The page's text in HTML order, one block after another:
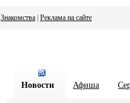
Знакомства Реклама на сайте
Новости Афиша